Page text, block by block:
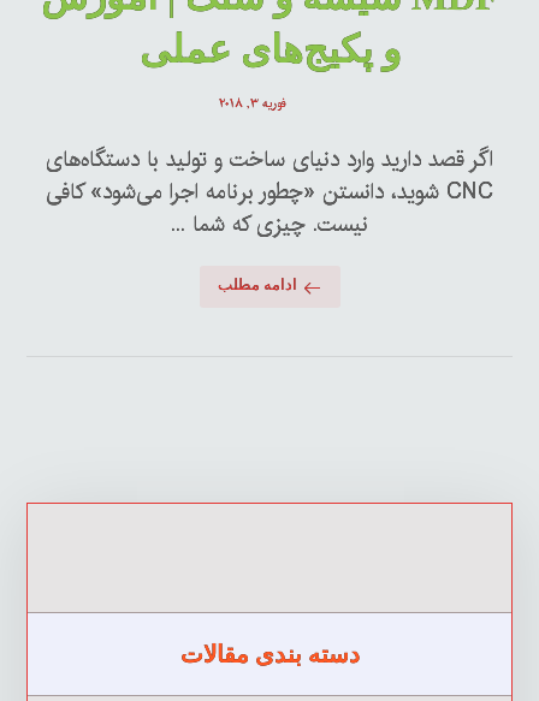
و پکیج‌های عملی
فوریه ۳, ۲۰۱۸
اگر قصد دارید وارد دنیای ساخت و تولید با دستگاه‌های
CNC شوید، دانستن «چطور برنامه اجرا می‌شود» کافی
نیست. چیزی که شما ...
ادامه مطلب
دسته بندی مقالات